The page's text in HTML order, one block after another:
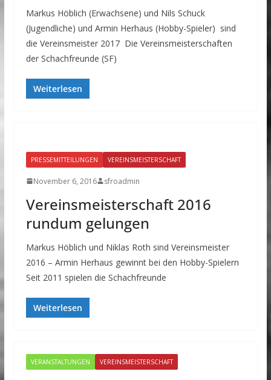
Markus Höblich (Erwachsene) und Nils Schuck
(Jugendliche) und Armin Herhaus (Hobby-Spieler) sind
die Vereinsmeister 2017 Die Vereinsmeisterschaften
der Schachfreunde (SF)
Weiterlesen
PRESSEMITTEILUNGEN VEREINSMEISTERSCHAFT
November 6, 2016 sfroadmin
Vereinsmeisterschaft 2016
rundum gelungen
Markus Höblich und Niklas Roth sind Vereinsmeister
2016 – Armin Herhaus gewinnt bei den Hobby-Spielern
Seit 2011 spielen die Schachfreunde
Weiterlesen
VERANSTALTUNGEN VEREINSMEISTERSCHAFT